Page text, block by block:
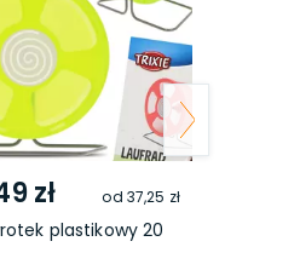
zł od 37,25 zł
plastikowy 20